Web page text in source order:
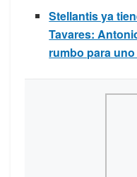
Stellantis ya
Tavares:
rumbo para